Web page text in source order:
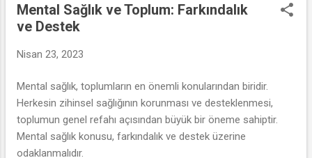
Mental Sağlık ve Toplum: Farkındalık
ve Destek
Nisan 23, 2023
Mental sağlık, toplumların en önemli konularından biridir.
Herkesin zihinsel sağlığının korunması ve desteklenmesi,
toplumun genel refahı açısından büyük bir öneme sahiptir.
Mental sağlık konusu, farkındalık ve destek üzerine
odaklanmalıdır.